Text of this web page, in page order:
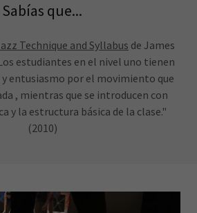
Sabías que...
Technique and Syllabus de James
estudiantes en el nivel uno tienen
entusiasmo por el movimiento que
, mientras que se introducen con
y la estructura básica de la clase."
(2010)